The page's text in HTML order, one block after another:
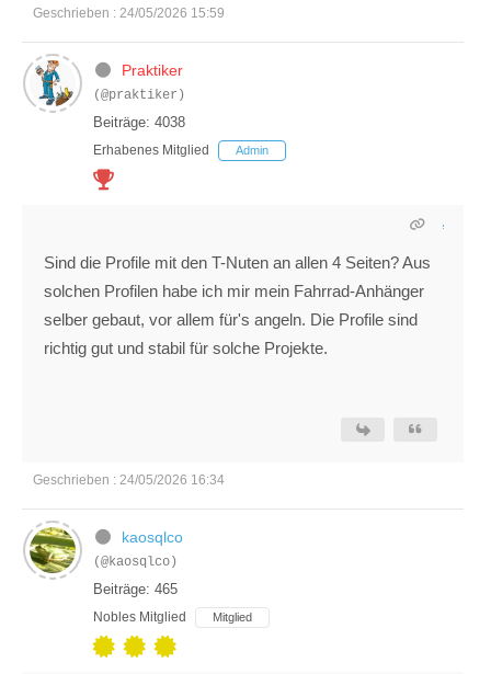
Geschrieben : 24/05/2026 15:59
Praktiker
(@praktiker)
Beiträge: 4038
Erhabenes Mitglied Admin
Sind die Profile mit den T-Nuten an allen 4 Seiten? Aus
solchen Profilen habe ich mir mein Fahrrad-Anhänger
selber gebaut, vor allem für's angeln. Die Profile sind
richtig gut und stabil für solche Projekte.
Geschrieben : 24/05/2026 16:34
kaosqlco
(@kaosqlco)
Beiträge: 465
Nobles Mitglied Mitglied